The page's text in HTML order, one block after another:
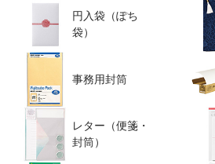
円入袋（ぽち
袋）
事務用封筒
レター（便箋・
封筒）